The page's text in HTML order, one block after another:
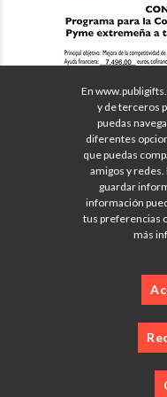
En
y de terceros
puedas
diferentes
que puedas
amigos y
guardar
información
tus preferencias
más